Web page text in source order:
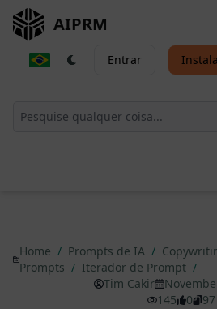
AIPRM
Entrar
Home / Prompts de IA /
Prompts / Iterador de Prompt /
Tim Cakir
145
0 97